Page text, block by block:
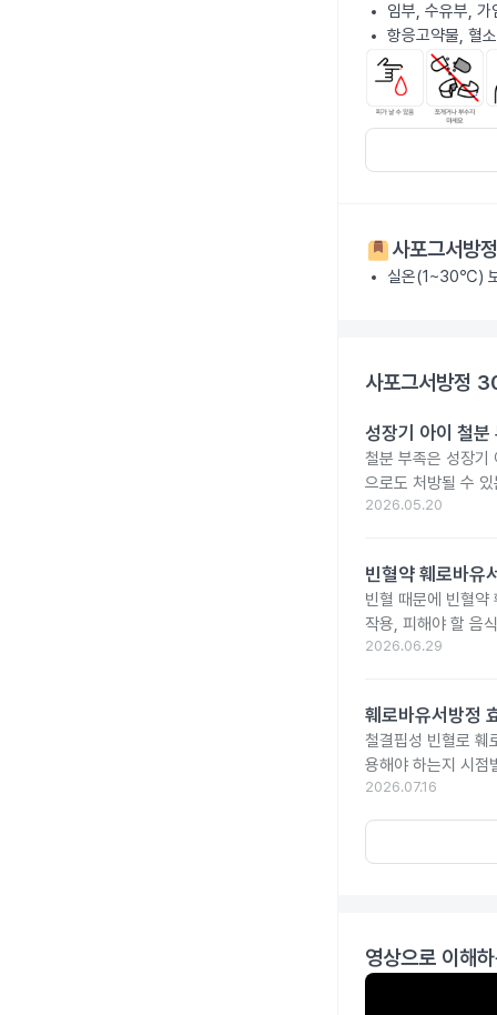
임부, 수유부, 가
항응고약물, 혈
사포그서방
실온(1~30℃)
사포그서방정
성장기 아이 철
철분 부족은 성장기
으로도 처방될 수
2026.05.20
빈혈약 훼로바유
빈혈 때문에 빈혈약
작용, 피해야 할 음
2026.06.29
훼로바유서방정
철결핍성 빈혈로 훼
용해야 하는지 시점
2026.07.16
영상으로 이해